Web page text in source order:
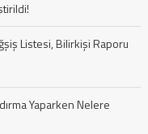
Listesi, Bilirkişi Raporu
Yaparken Nelere